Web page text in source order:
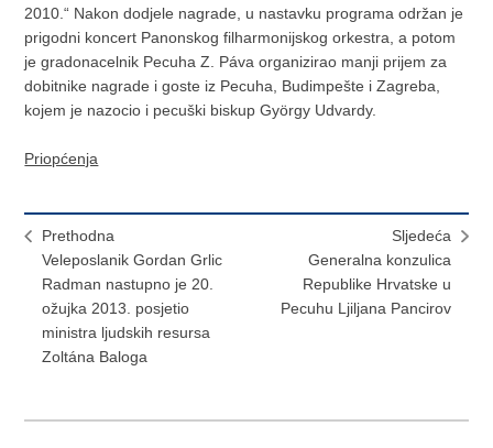
2010.“ Nakon dodjele nagrade, u nastavku programa održan je
prigodni koncert Panonskog filharmonijskog orkestra, a potom
je gradonacelnik Pecuha Z. Páva organizirao manji prijem za
dobitnike nagrade i goste iz Pecuha, Budimpešte i Zagreba,
kojem je nazocio i pecuški biskup György Udvardy.
Priopćenja
Prethodna
Veleposlanik Gordan Grlic
Radman nastupno je 20.
ožujka 2013. posjetio
ministra ljudskih resursa
Zoltána Baloga
Sljedeća
Generalna konzulica
Republike Hrvatske u
Pecuhu Ljiljana Pancirov